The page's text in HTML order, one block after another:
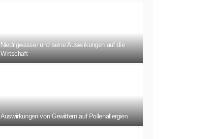
Niedrigwasser und seine Auswirkungen auf die
Wirtschaft
Auswirkungen von Gewittern auf Pollenallergien